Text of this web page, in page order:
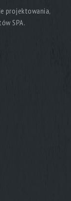
projektowania,
SPA.